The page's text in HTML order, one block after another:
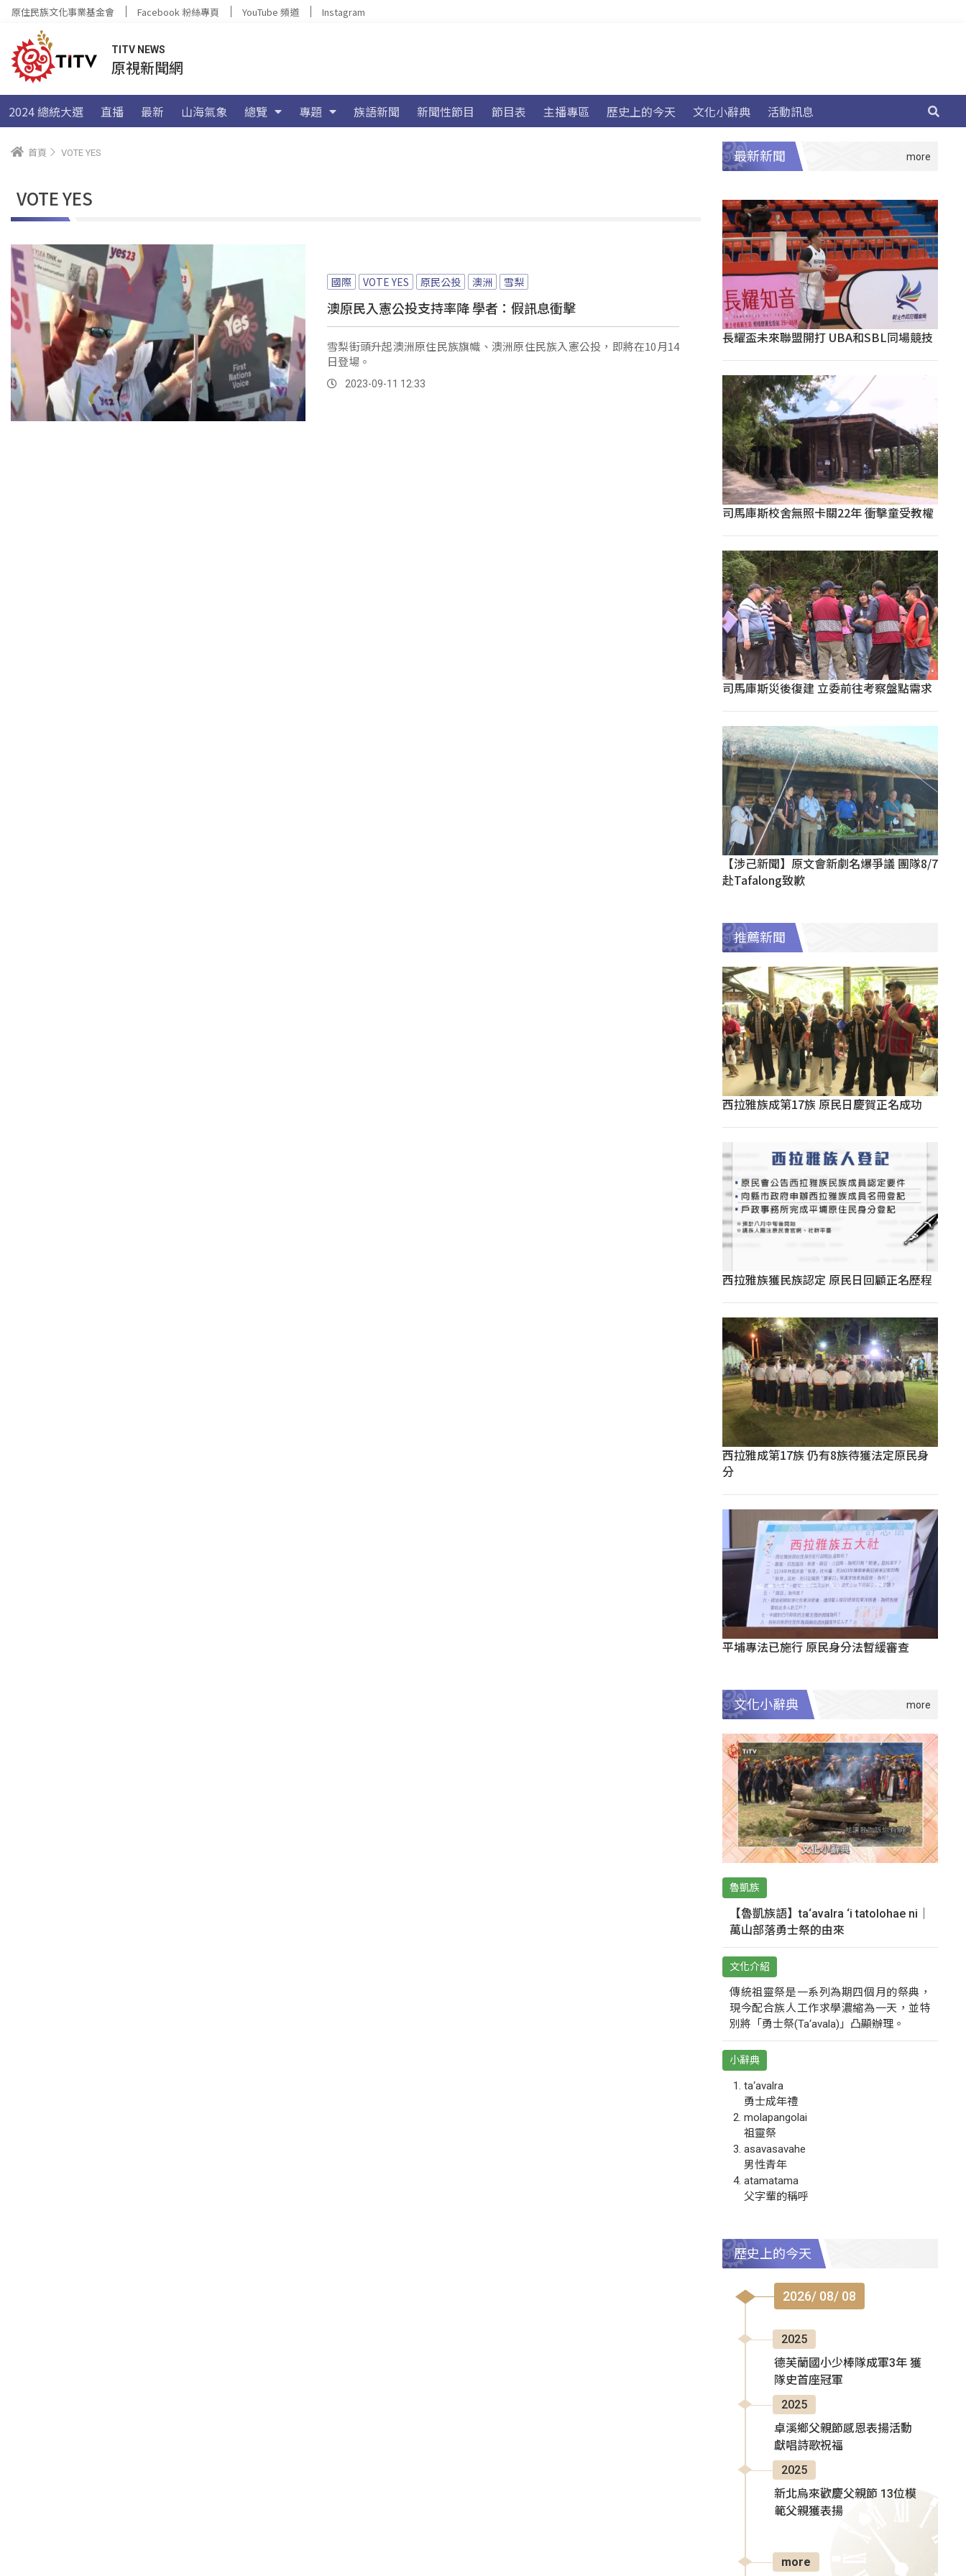
原住民族文化事業基金會 Facebook 粉絲專頁 YouTube 頻道 Instagram
TITV NEWS
原視新聞網
2024 總統大選 直播 最新 山海氣象 總覽 專題 族語新聞 新聞性節目 節目表 主播專區 歷史上的今天 文化小辭典 活動訊息
首頁 VOTE YES
VOTE YES
國際 VOTE YES 原民公投 澳洲 雪梨
澳原民入憲公投支持率降 學者：假訊息衝擊
雪梨街頭升起澳洲原住民族旗幟、澳洲原住民族入憲公投，即將在10月14
日登場。
2023-09-11 12:33
最新新聞
長耀盃未來聯盟開打 UBA和SBL同場競技
司馬庫斯校舍無照卡關22年 衝擊童受教權
司馬庫斯災後復建 立委前往考察盤點需求
【涉己新聞】原文會新劇名爆爭議 團隊8/7
赴Tafalong致歉
推薦新聞
西拉雅族成第17族 原民日慶賀正名成功
西拉雅族獲民族認定 原民日回顧正名歷程
西拉雅成第17族 仍有8族待獲法定原民身
分
平埔專法已施行 原民身分法暫緩審查
文化小辭典
魯凱族
【魯凱族語】ta‘avalra ‘i tatolohae ni｜
萬山部落勇士祭的由來
文化介紹
傳統祖靈祭是一系列為期四個月的祭典，
現今配合族人工作求學濃縮為一天，並特
別將「勇士祭(Ta‘avala)」凸顯辦理。
小辭典
ta‘avalra
勇士成年禮
molapangolai
祖靈祭
asavasavahe
男性青年
atamatama
父字輩的稱呼
歷史上的今天
2026/ 08/ 08
2025
德芙蘭國小少棒隊成軍3年 獲
隊史首座冠軍
2025
卓溪鄉父親節感恩表揚活動
獻唱詩歌祝福
2025
新北烏來歡慶父親節 13位模
範父親獲表揚
more